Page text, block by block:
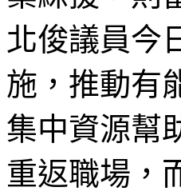
北俊議員今
施，推動有
集中資源幫
重返職場，